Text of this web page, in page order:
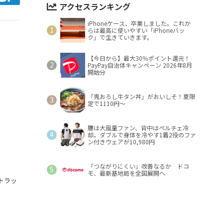
ラッ
アクセスランキング
iPhoneケース、卒業しました。これか
らは最高に使いやすい「iPhoneバッ
ク」で生きていきます。
【今日から】最大30％ポイント還元！
PayPay自治体キャンペーン 2026年8月
開始分
「鬼おろし牛タン丼」がおいしそ！夏限
定で1110円～
腰は大風量ファン、背中はペルチェ冷
却。ダブルで身体を冷やす1着2役のファ
ン付きウェアが10,980円
「つながりにくい」改善なるか ドコ
モ、最新基地局を全国展開へ